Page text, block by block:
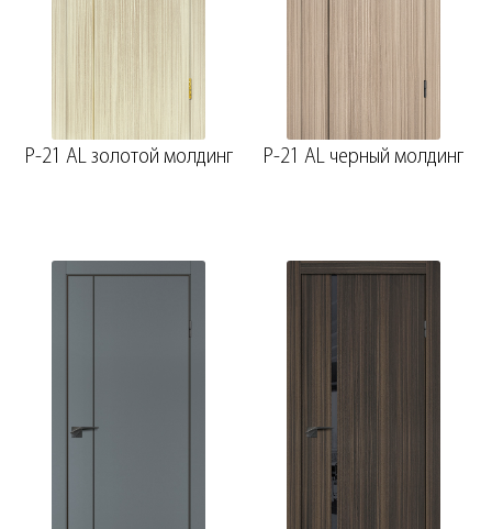
P-21 AL золотой молдинг P-21 AL черный молдинг